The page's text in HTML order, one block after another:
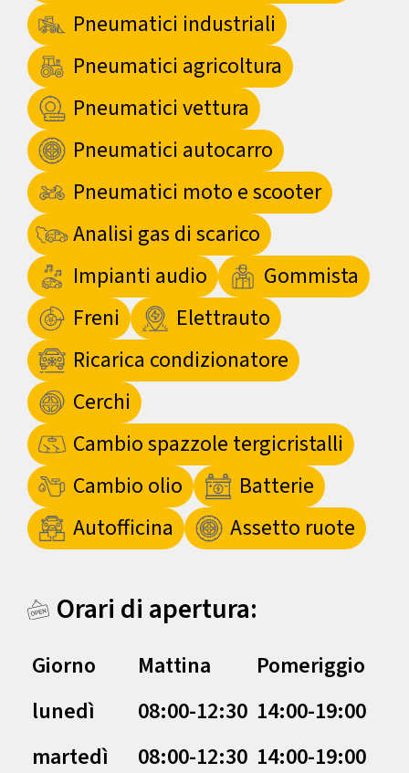
Pneumatici industriali
Pneumatici agricoltura
Pneumatici vettura
Pneumatici autocarro
Pneumatici moto e scooter
Analisi gas di scarico
Impianti audio
Gommista
Freni
Elettrauto
Ricarica condizionatore
Cerchi
Cambio spazzole tergicristalli
Cambio olio
Batterie
Autofficina
Assetto ruote
Orari di apertura:
Giorno Mattina
Pomeriggio
lunedì
08:00-12:30 14:00-19:00
martedì
08:00-12:30 14:00-19:00